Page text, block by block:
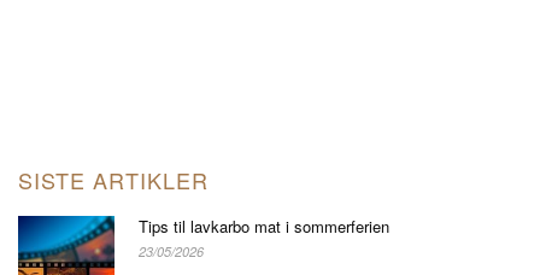
SISTE ARTIKLER
Tips til lavkarbo mat i sommerferien
23/05/2026